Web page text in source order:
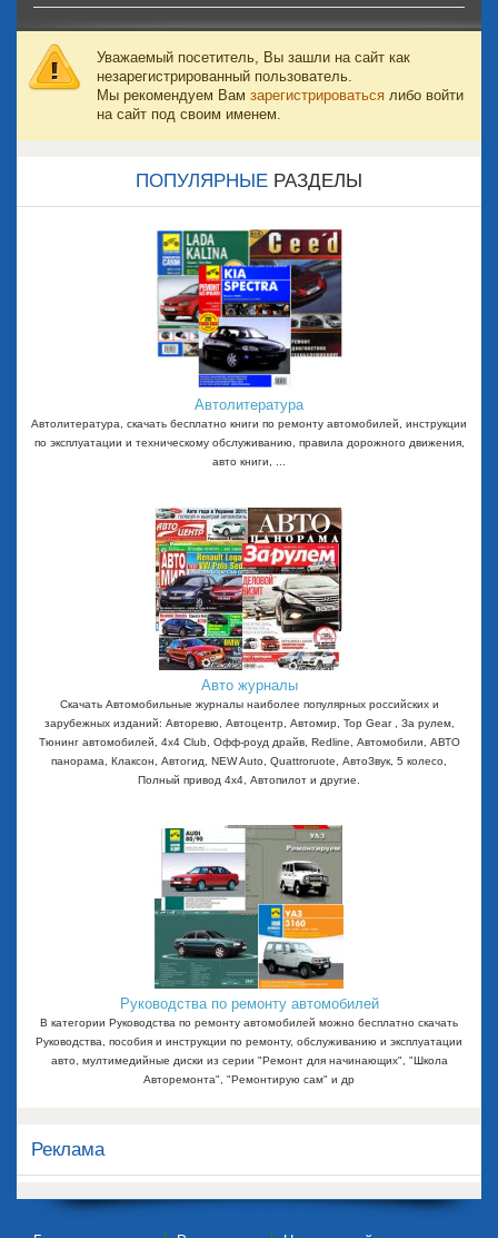
Уважаемый посетитель, Вы зашли на сайт как
незарегистрированный пользователь.
Мы рекомендуем Вам зарегистрироваться либо войти
на сайт под своим именем.
ПОПУЛЯРНЫЕ РАЗДЕЛЫ
Автолитература
Автолитература, скачать бесплатно книги по ремонту автомобилей, инструкции
по эксплуатации и техническому обслуживанию, правила дорожного движения,
авто книги, ...
Авто журналы
Скачать Автомобильные журналы наиболее популярных российских и
зарубежных изданий: Авторевю, Автоцентр, Автомир, Top Gear , За рулем,
Тюнинг автомобилей, 4x4 Club, Офф-роуд драйв, Redline, Автомобили, АВТО
панорама, Клаксон, Автогид, NEW Auto, Quattroruote, АвтоЗвук, 5 колесо,
Полный привод 4х4, Автопилот и другие.
Руководства по ремонту автомобилей
В категории Руководства по ремонту автомобилей можно бесплатно скачать
Руководства, пособия и инструкции по ремонту, обслуживанию и эксплуатации
авто, мултимедийные диски из серии "Ремонт для начинающих", "Школа
Авторемонта", "Ремонтирую сам" и др
Реклама